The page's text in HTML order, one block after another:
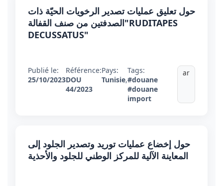
حول تعليق عمليات تصدير الرخويات الحيّة ذات
الصدفتين من صنف القفالة"RUDITAPES
DECUSSATUS"
Publié le:
25/10/2023
Référence:
DOU
44/2023
Pays:
Tunisie,
Tags:
#douane
#douane
import
ar
حول إخضاع عملیات توريد وتصدير الجلود إلى
المعاينة الآلية للمركز الوطني للجلود والأحذية